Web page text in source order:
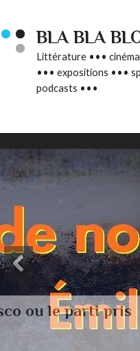
BLA BLA
Littérature •••
••• expositions •••
podcasts •••
L’autre